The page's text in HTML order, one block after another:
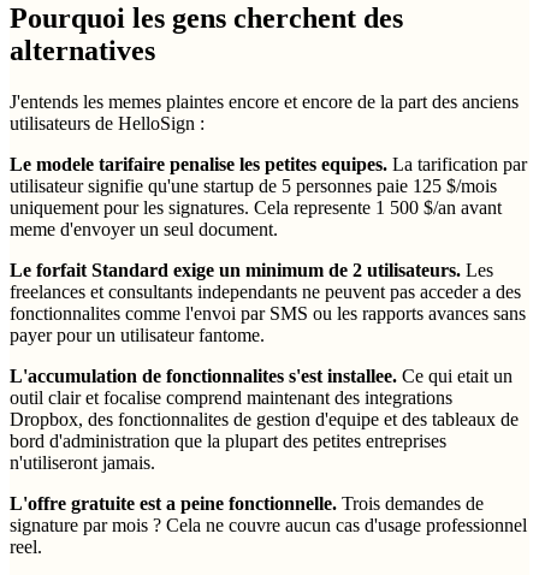
Pourquoi les gens cherchent des
alternatives
J'entends les memes plaintes encore et encore de la part des anciens
utilisateurs de HelloSign :
Le modele tarifaire penalise les petites equipes. La tarification par
utilisateur signifie qu'une startup de 5 personnes paie 125 $/mois
uniquement pour les signatures. Cela represente 1 500 $/an avant
meme d'envoyer un seul document.
Le forfait Standard exige un minimum de 2 utilisateurs. Les
freelances et consultants independants ne peuvent pas acceder a des
fonctionnalites comme l'envoi par SMS ou les rapports avances sans
payer pour un utilisateur fantome.
L'accumulation de fonctionnalites s'est installee. Ce qui etait un
outil clair et focalise comprend maintenant des integrations
Dropbox, des fonctionnalites de gestion d'equipe et des tableaux de
bord d'administration que la plupart des petites entreprises
n'utiliseront jamais.
L'offre gratuite est a peine fonctionnelle. Trois demandes de
signature par mois ? Cela ne couvre aucun cas d'usage professionnel
reel.